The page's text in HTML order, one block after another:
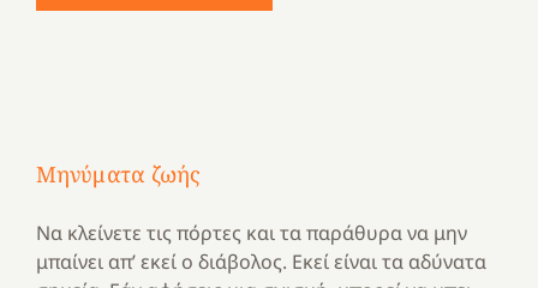
Μηνύματα ζωής
Να κλείνετε τις πόρτες και τα παράθυρα να μην
μπαίνει απ’ εκεί ο διάβολος. Εκεί είναι τα αδύνατα